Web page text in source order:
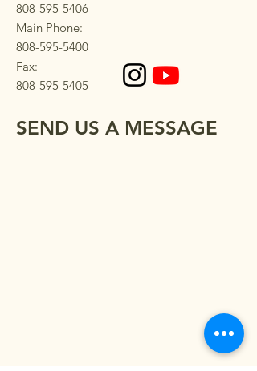
808-595-5406
Main Phone:
808-595-5400
Fax:
808-595-5405
SEND US A MESSAGE